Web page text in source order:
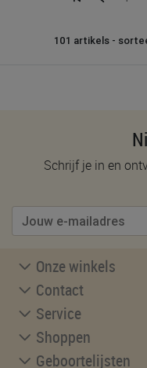
101 artikels -
Schrijf je in en
Onze winkels
Contact
Service
Shoppen
Geboortelijsten